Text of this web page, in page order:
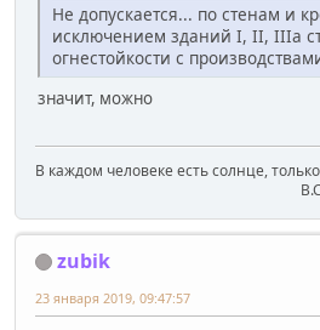
Не допускается... по стенам и
исключением зданий I, II, IIIa
огнестойкости с
значит, можно
В каждом человеке есть солнце,
zubik
23 января 2019, 09:47:57